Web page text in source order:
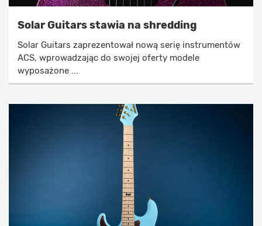
Solar Guitars stawia na shredding
Solar Guitars zaprezentował nową serię instrumentów
ACS, wprowadzając do swojej oferty modele
wyposażone ...